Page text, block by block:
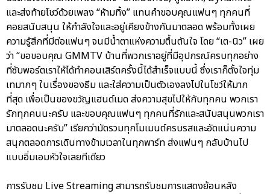
และส่งท้ายโชว์ด้วยเพลง “ห้ามทิ้ง” แทนคำขอบคุณแฟนๆ ทุกคนที่
คอยสนับสนุน ให้กำลังใจและอยู่เคียงข้างกันมาตลอด พร้อมทั้งเผย
ความรู้สึกที่มีต่อแฟนๆ จนมีน้ำตาแห่งความตื้นตันใจ โดย “เต-นิว” เผย
ว่า “ขอขอบคุณ GMMTV บ้านที่พวกเราอยู่ที่มีอุปกรณ์ครบทุกอย่าง
ที่ซับพอร์ตเราให้ได้ทำคอนเสิร์ตครั้งนี้ได้สำเร็จแบบนี้ ซึ่งเราก็ตั้งใจทุ่ม
เทมากๆ ในเรื่องของธีม และใส่ความเป็นตัวเองลงไปในโชว์ให้มาก
ที่สุด เพื่อเป็นของขวัญแฮนด์เมด ส่งความสุขไปให้กับทุกคน พวกเรา
รักทุกคนนะครับ และขอบคุณแฟนๆ ทุกคนที่รักและสนับสนุนพวกเรา
มาตลอดนะครับ” เรียกว่ามัดรวมทุกโมเมนต์ครบรสและอัดแน่นความ
สนุกตลอดการเดินทางข้ามเวลาในทุกพาร์ท ส่งแฟนๆ กลับบ้านไป
แบบอิ่มเอมหัวใจเลยทีเดียว
การรับชม Live Streaming สามารถรับชมการแสดงย้อนหลัง